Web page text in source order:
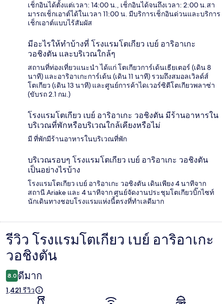
เช็กอินได้ตั้งแต่เวลา: 14:00 น., เช็กอินได้จนถึงเวลา: 2:00 น.สา
มารถเช็กเอาต์ได้ในเวลา 11:00 น. มีบริการเช็กอินด่วนและบริการ
เช็กเอาต์แบบไร้สัมผัส
มีอะไรให้ทำบ้างที่ โรงแรมโตเกียว เบย์ อาริอาเกะ
วอชิงตัน และบริเวณใกล้ๆ
สถานที่ท่องเที่ยวแนะนำ ได้แก่ โตเกียวการ์เด้นเธียเตอร์ (เดิน 8
นาที) และอาริอาเกะการ์เด้น (เดิน 11 นาที) รวมถึงสมอลเวิลด์ส์
โตเกียว (เดิน 13 นาที) และศูนย์การค้าไดเวอร์ซิตีโตเกียวพลาซ่า
(ขับรถ 2.1 กม.)
โรงแรมโตเกียว เบย์ อาริอาเกะ วอชิงตัน มีร้านอาหารใน
บริเวณที่พักหรือบริเวณใกล้เคียงหรือไม่
มี ที่พักมีร้านอาหารในบริเวณที่พัก
บริเวณรอบๆ โรงแรมโตเกียว เบย์ อาริอาเกะ วอชิงตัน
เป็นอย่างไรบ้าง
โรงแรมโตเกียว เบย์ อาริอาเกะ วอชิงตัน เดินเพียง 4 นาทีจาก
สถานี Ariake และ 4 นาทีจาก ศูนย์จัดงานประชุมโตเกียวบิ๊กไซท์
นักเดินทางชอบโรงแรมแห่งนี้ตรงที่ทำเลดีมาก
รีวิว
รีวิว โรงแรมโตเกียว เบย์ อาริอาเกะ
วอชิงตัน
8.0 ดีมาก
1,421 รีวิว